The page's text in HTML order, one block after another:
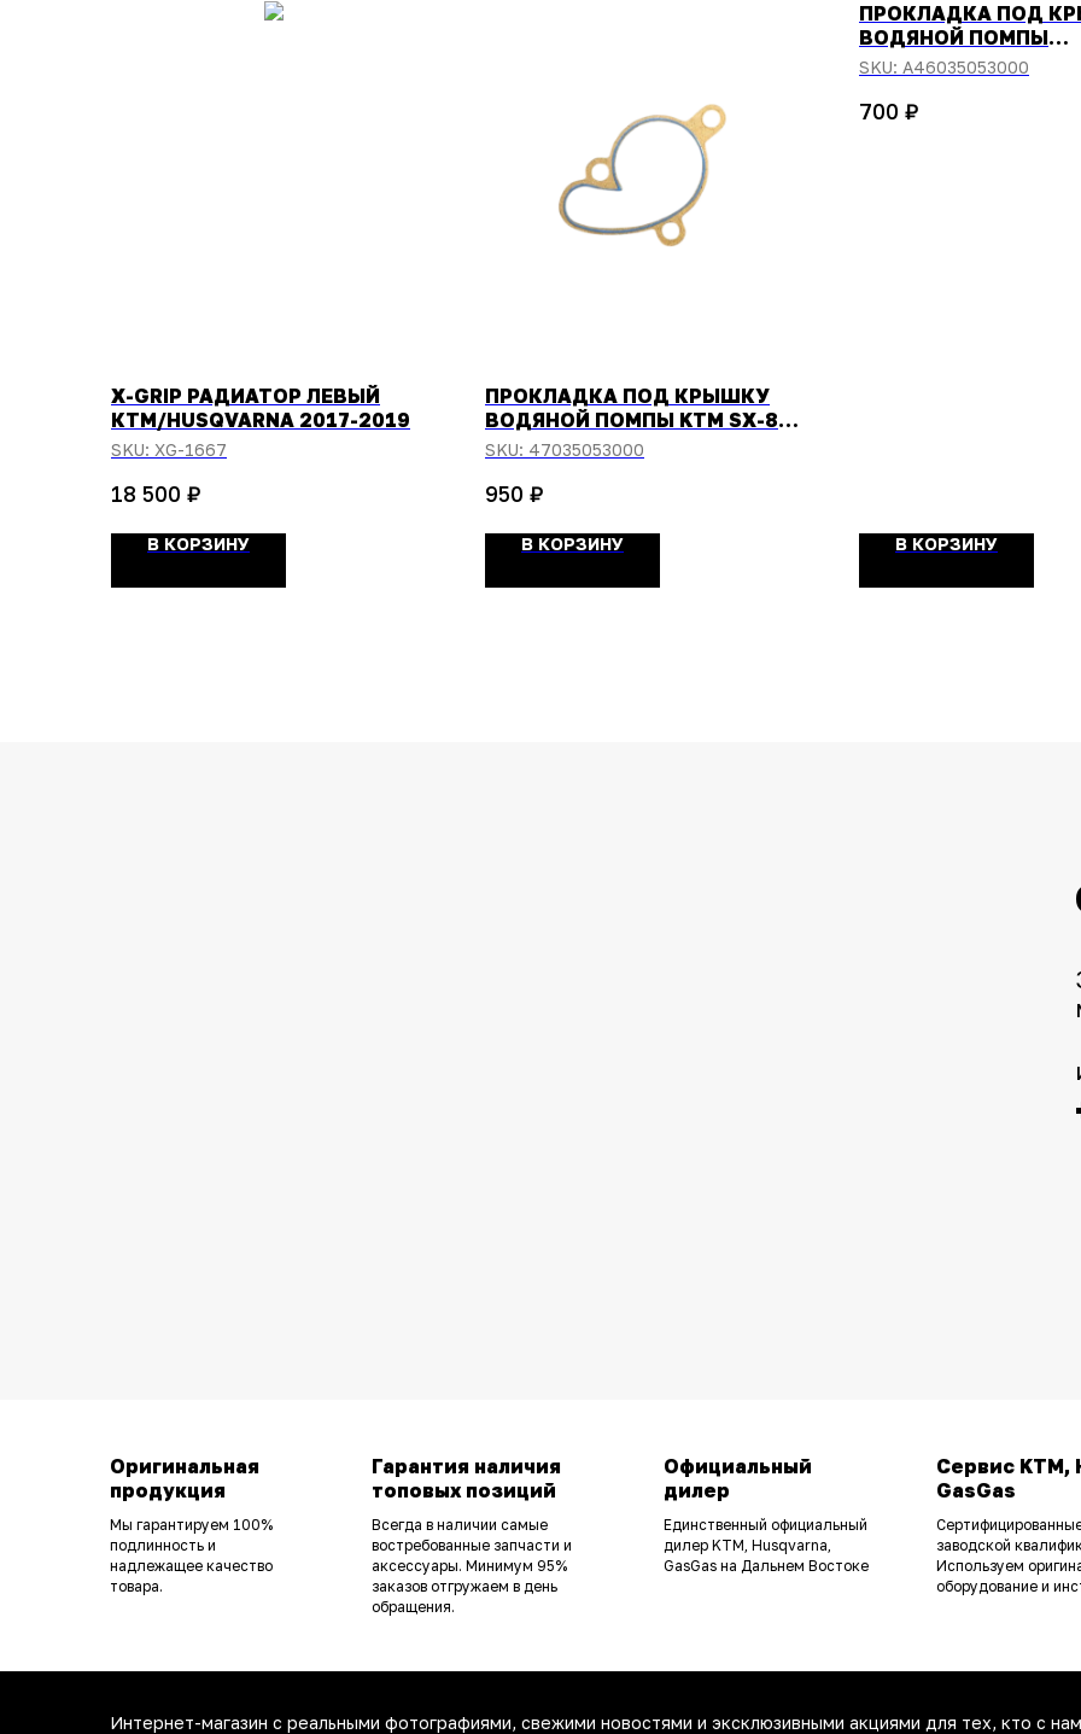
X-GRIP РАДИАТОР ЛЕВЫЙ
КТМ/HUSQVARNA 2017-2019
SKU: XG-1667
18 500 ₽
В КОРЗИНУ
ПРОКЛАДКА ПОД КРЫШКУ
ВОДЯНОЙ ПОМПЫ KTM SX-85
2003-2017/HUSQVARNA TC-
SKU: 47035053000
950 ₽
В КОРЗИНУ
ПРОКЛАДКА ПОД
ВОДЯНОЙ ПОМПЫ
KTM/HUSQVARNA 4Т
SKU: A46035053000
700 ₽
В КОРЗИНУ
Оригинальная
продукция
Мы гарантируем 100%
подлинность и
надлежащее качество
товара.
Единственный официальный
дилер KTM, Husqvarna,
GasGas на Дальнем Востоке
Официальный
дилер
заводской
Используем
оборудование и
Сервис KTM,
GasGas
Всегда в наличии самые
востребованные запчасти и
аксессуары. Минимум 95%
заказов отгружаем в день
обращения.
Гарантия наличия
топовых позиций
Интернет-магазин с реальными фотографиями, свежими новостями и эксклюзивными акциями для тех, кто с